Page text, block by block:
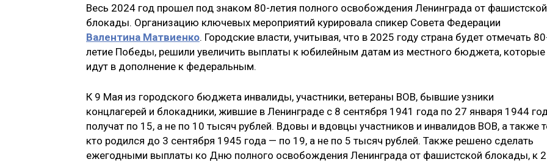
Весь 2024 год прошел под знаком 80-летия полного освобождения Ленинграда от фашистской
блокады. Организацию ключевых мероприятий курировала спикер Совета Федерации
Валентина Матвиенко. Городские власти, учитывая, что в 2025 году страна будет отмечать
летие Победы, решили увеличить выплаты к юбилейным датам из местного бюджета, которые
идут в дополнение к федеральным.
К 9 Мая из городского бюджета инвалиды, участники, ветераны ВОВ, бывшие узники
концлагерей и блокадники, жившие в Ленинграде с 8 сентября 1941 года по 27 января 1944
получат по 15, а не по 10 тысяч рублей. Вдовы и вдовцы участников и инвалидов ВОВ, а также
кто родился до 3 сентября 1945 года — по 19, а не по 5 тысяч рублей. Также решено сделать
ежегодными выплаты ко Дню полного освобождения Ленинграда от фашистской блокады, к